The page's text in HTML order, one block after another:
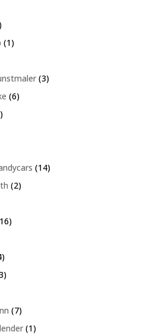
Produkte
11
33
66
1414
22
1616
4
Produkte
3
77
Produkte
11